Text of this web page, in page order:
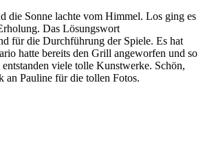
die Sonne lachte vom Himmel. Los ging es
Das Lösungswort
für die Durchführung der Spiele. Es hat
hatte bereits den Grill angeworfen und so
viele tolle Kunstwerke. Schön,
an Pauline für die tollen Fotos.